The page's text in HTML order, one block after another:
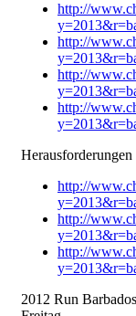
http://
http://
http://
http://
Herausforderungen
http://
http://
http://
2012 Run